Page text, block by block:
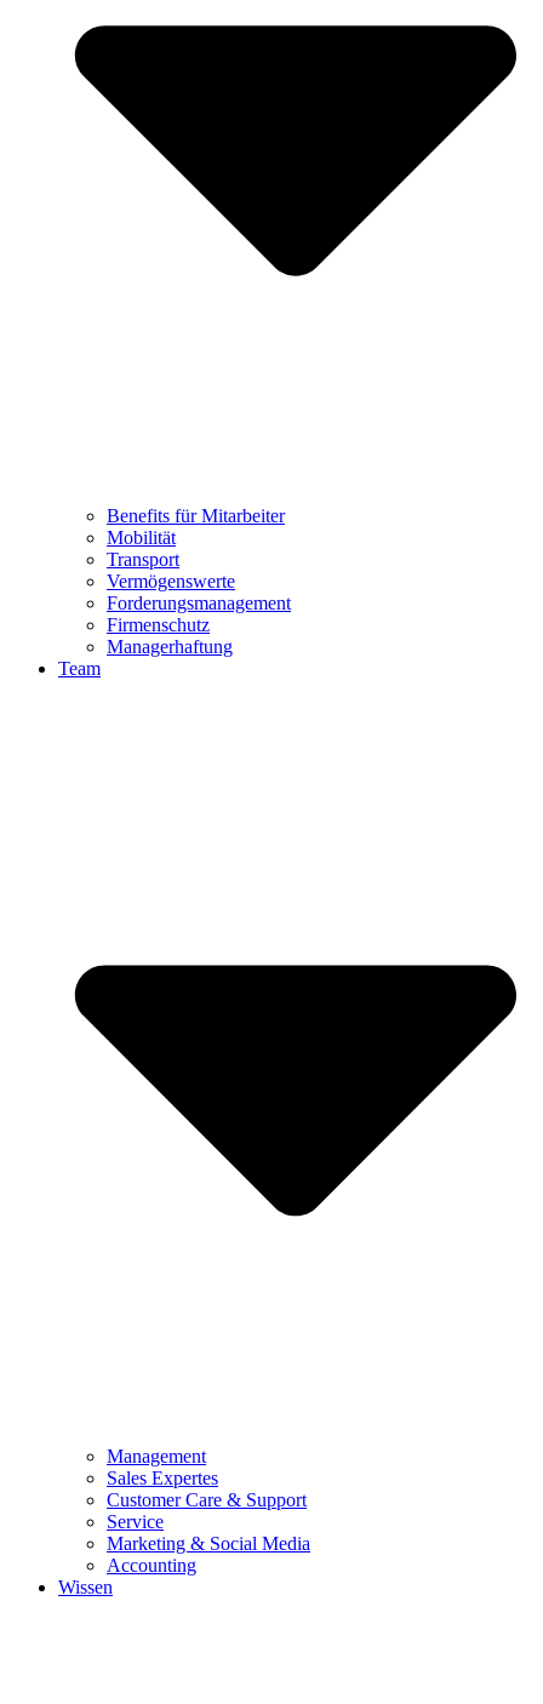
Benefits für Mitarbeiter
Mobilität
Transport
Vermögenswerte
Forderungsmanagement
Firmenschutz
Managerhaftung
Team
Management
Sales Expertes
Customer Care & Support
Service
Marketing & Social Media
Accounting
Wissen